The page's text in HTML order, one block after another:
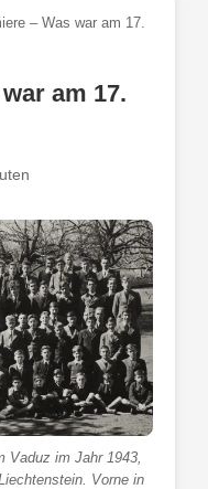
– Was war am 17.
am 17.
Vaduz im Jahr 1943,
Vorne in